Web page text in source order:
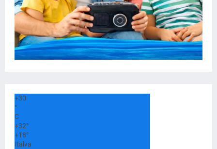
+30
°
C
+32°
+18°
Italva